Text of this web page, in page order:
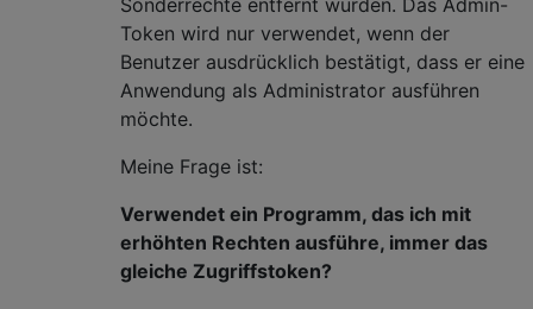
Token wird nur verwendet, wenn der
Benutzer ausdrücklich bestätigt, dass er eine
Anwendung als Administrator ausführen
möchte.
Meine Frage ist:
Verwendet ein Programm, das ich mit
erhöhten Rechten ausführe, immer das
gleiche Zugriffstoken?